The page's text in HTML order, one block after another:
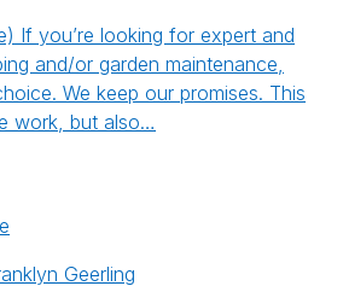
If you’re looking for expert and
and/or garden maintenance,
We keep our promises. This
work, but also…
Geerling